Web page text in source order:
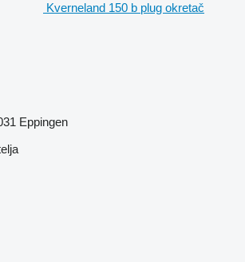
Kverneland 150 b plug okretač
Eppingen